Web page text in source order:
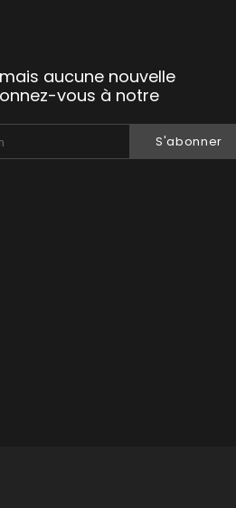
aucune nouvelle
vous à notre
S'abonner